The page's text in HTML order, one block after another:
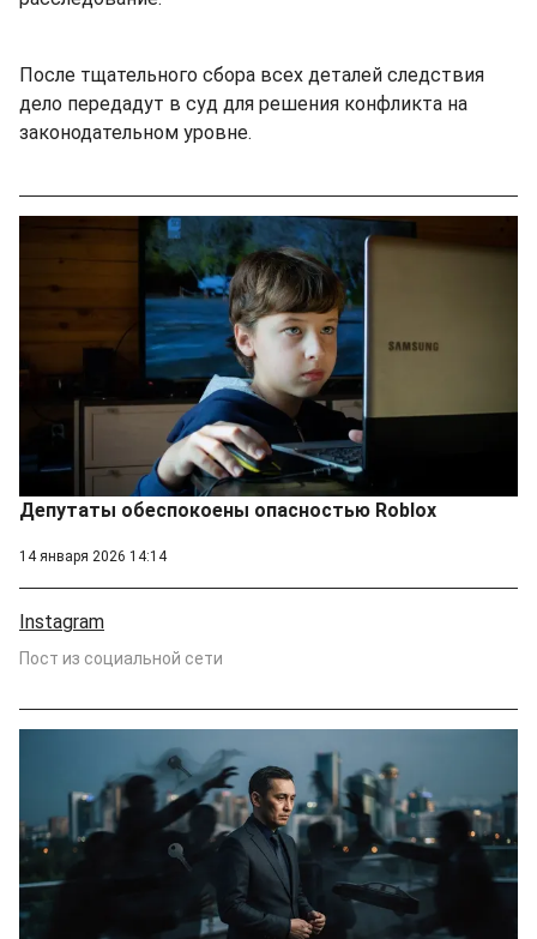
После тщательного сбора всех деталей следствия
дело передадут в суд для решения конфликта на
законодательном уровне.
Депутаты обеспокоены опасностью Roblox
14 января 2026 14:14
Instagram
Пост из социальной сети